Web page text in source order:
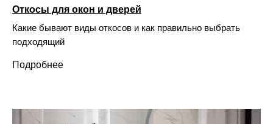
Откосы для окон и дверей
Какие бывают виды откосов и как правильно выбрать
подходящий
Подробнее